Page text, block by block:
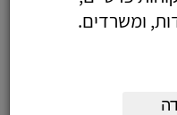
ומשרדים.